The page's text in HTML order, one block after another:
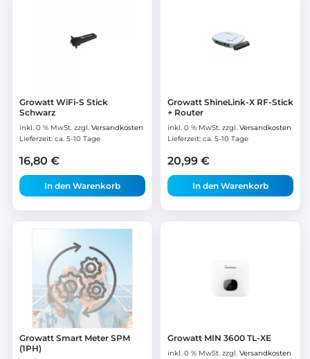
Growatt WiFi-S Stick
Schwarz
inkl. 0 % MwSt. zzgl. Versandkosten
Lieferzeit: ca. 5-10 Tage
16,80 €
In den Warenkorb
Growatt ShineLink-X RF-Stick
+ Router
inkl. 0 % MwSt. zzgl. Versandkosten
Lieferzeit: ca. 5-10 Tage
20,99 €
In den Warenkorb
Growatt Smart Meter SPM
(1PH)
Growatt MIN 3600 TL-XE
inkl. 0 % MwSt. zzgl. Versandkosten